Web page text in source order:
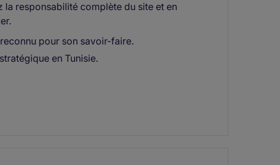
la responsabilité complète du site et en
pour son savoir-faire.
en Tunisie.